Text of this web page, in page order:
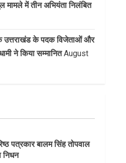
मामले में तीन अभियंता निलंबित
उत्तराखंड के पदक विजेताओं और
ने किया सम्मानित August
पत्रकार बालम सिंह तोपवाल
निधन